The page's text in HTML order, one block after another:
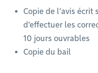
Copie de l’avis
d’effectuer les
10 jours ouvrables
Copie du bail